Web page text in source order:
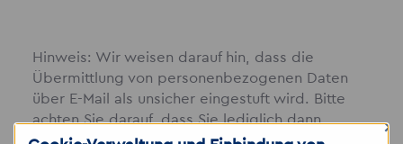
Hinweis: Wir weisen darauf hin, dass die
Übermittlung von personenbezogenen Daten
über E-Mail als unsicher eingestuft wird. Bitte
achten Sie darauf, dass Sie lediglich dann
Bewerbungsunterlagen per E-Mail zusenden,
×